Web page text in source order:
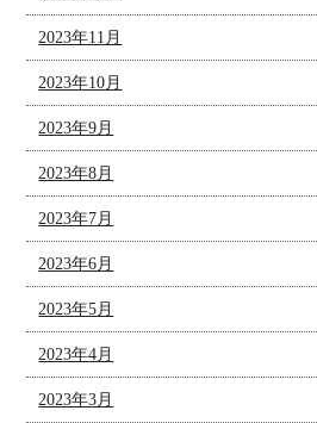
2023年11月
2023年10月
2023年9月
2023年8月
2023年7月
2023年6月
2023年5月
2023年4月
2023年3月